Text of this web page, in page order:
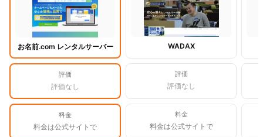
お名前.com レンタルサーバー WADAX
評価
評価なし
評価
評価なし
料金
料金は公式サイトで
料金
料金は公式サイトで